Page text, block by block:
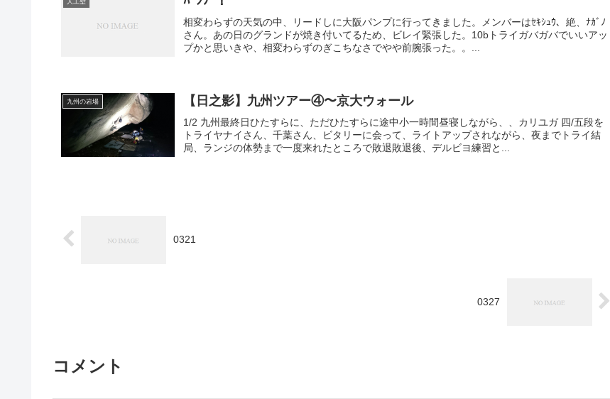
人工壁
相変わらずの天気の中、リードしに大阪パンプに行ってきました。メンバーはｾｷｼｭｳ、絶、ﾅｶﾞﾉ
さん。あの日のグランドが焼き付いてるため、ビレイ緊張した。10bトライガバガバでいいアッ
プかと思いきや、相変わらずのぎこちなさでやや前腕張った。。...
九州の岩場 【日之影】九州ツアー④〜京大ウォール
1/2 九州最終日ひたすらに、ただひたすらに途中小一時間昼寝しながら、、カリユガ 四/五段を
トライヤナイさん、千葉さん、ビタリーに会って、ライトアップされながら、夜までトライ結
局、ランジの体勢まで一度来れたところで敗退敗退後、デルビヨ練習と...
0321
0327
コメント